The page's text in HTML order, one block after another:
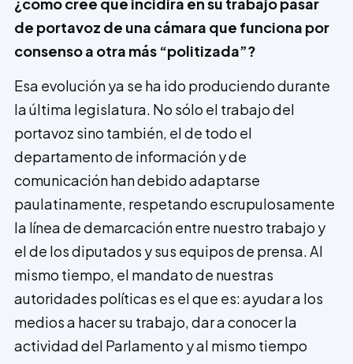
de portavoz de una cámara que funciona por
consenso a otra más “politizada”?
Esa evolución ya se ha ido produciendo durante
la última legislatura. No sólo el trabajo del
portavoz sino también, el de todo el
departamento de información y de
comunicación han debido adaptarse
paulatinamente, respetando escrupulosamente
la línea de demarcación entre nuestro trabajo y
el de los diputados y sus equipos de prensa. Al
mismo tiempo, el mandato de nuestras
autoridades políticas es el que es: ayudar a los
medios a hacer su trabajo, dar a conocer la
actividad del Parlamento y al mismo tiempo